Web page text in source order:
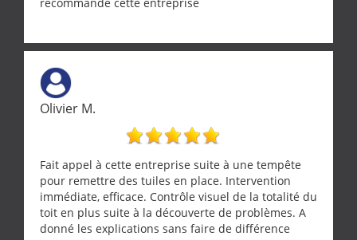
Olivier M.
Fait appel à cette entreprise suite à une tempête
pour remettre des tuiles en place. Intervention
immédiate, efficace. Contrôle visuel de la totalité du
toit en plus suite à la découverte de problèmes. A
donné les explications sans faire de différence